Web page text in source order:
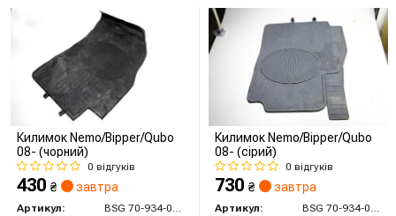
Килимок Nemo/Bipper/Qubo
08- (чорний)
0 відгуків
430 ₴ завтра
Артикул:
BSG 70-934-001
Килимок Nemo/Bipper/Qubo
08- (сірий)
0 відгуків
730 ₴ завтра
Артикул:
BSG 70-934-002